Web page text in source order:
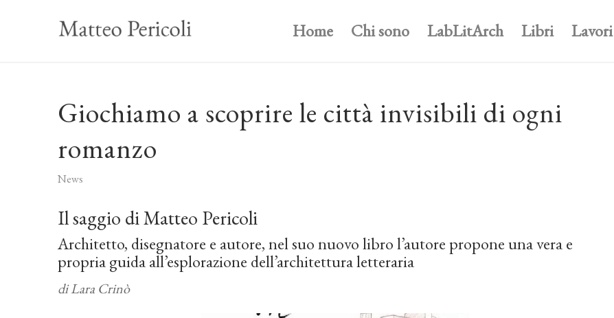
Home Chi sono LabLitArch Libri Lavori
Giochiamo a scoprire le città invisibili di ogni
romanzo
News
Il saggio di Matteo Pericoli
Architetto, disegnatore e autore, nel suo nuovo libro l’autore propone una vera e
propria guida all’esplorazione dell’architettura letteraria
di Lara Crinò